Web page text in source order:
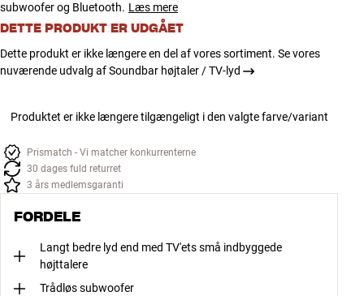
TILBUD
Find Butik
Kundeservice
Byg med Lyd
subwoofer og Bluetooth. Læs mere
DETTE PRODUKT ER UDGÅET
Dette produkt er ikke længere en del af vores sortiment. Se vores
nuværende udvalg af Soundbar højtaler / TV-lyd
Produktet er ikke længere tilgængeligt i den valgte farve/variant
Prismatch - Vi matcher konkurrenterne
30 dages fuld returret
3 års medlemsgaranti
FORDELE
Langt bedre lyd end med TV'ets små indbyggede
højttalere
Trådløs subwoofer